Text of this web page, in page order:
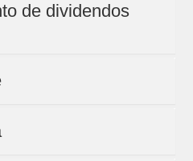
de dividendos